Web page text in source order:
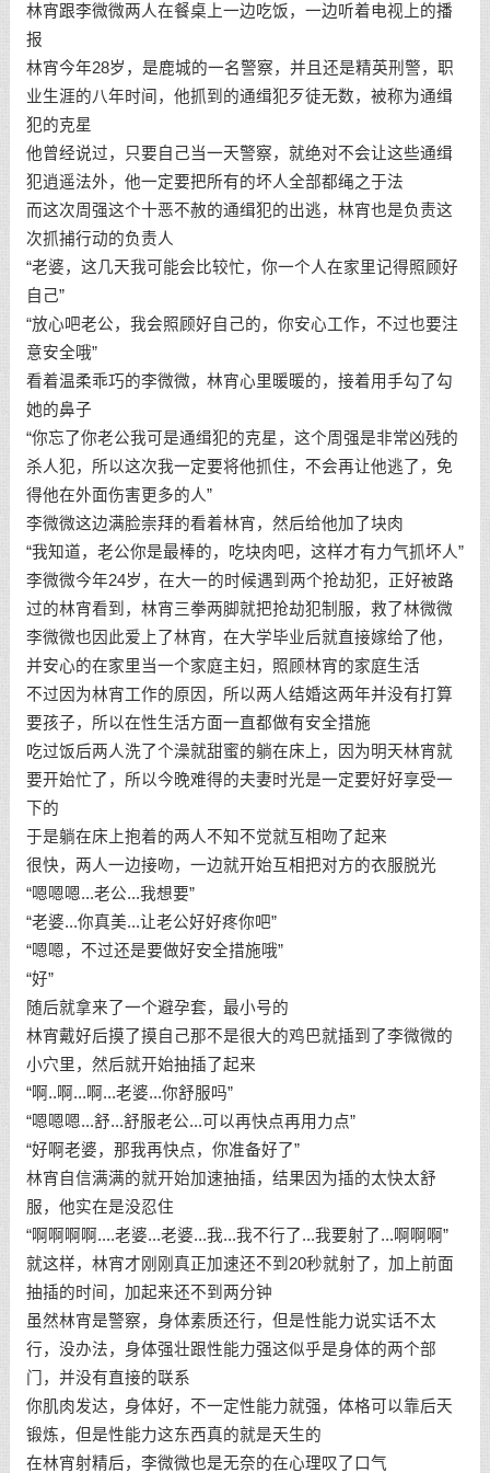
林宵跟李微微两人在餐桌上一边吃饭，一边听着电视上的播
报
林宵今年28岁，是鹿城的一名警察，并且还是精英刑警，职
业生涯的八年时间，他抓到的通缉犯歹徒无数，被称为通缉
犯的克星
他曾经说过，只要自己当一天警察，就绝对不会让这些通缉
犯逍遥法外，他一定要把所有的坏人全部都绳之于法
而这次周强这个十恶不赦的通缉犯的出逃，林宵也是负责这
次抓捕行动的负责人
“老婆，这几天我可能会比较忙，你一个人在家里记得照顾好
自己”
“放心吧老公，我会照顾好自己的，你安心工作，不过也要注
意安全哦”
看着温柔乖巧的李微微，林宵心里暖暖的，接着用手勾了勾
她的鼻子
“你忘了你老公我可是通缉犯的克星，这个周强是非常凶残的
杀人犯，所以这次我一定要将他抓住，不会再让他逃了，免
得他在外面伤害更多的人”
李微微这边满脸崇拜的看着林宵，然后给他加了块肉
“我知道，老公你是最棒的，吃块肉吧，这样才有力气抓坏人”
李微微今年24岁，在大一的时候遇到两个抢劫犯，正好被路
过的林宵看到，林宵三拳两脚就把抢劫犯制服，救了林微微
李微微也因此爱上了林宵，在大学毕业后就直接嫁给了他，
并安心的在家里当一个家庭主妇，照顾林宵的家庭生活
不过因为林宵工作的原因，所以两人结婚这两年并没有打算
要孩子，所以在性生活方面一直都做有安全措施
吃过饭后两人洗了个澡就甜蜜的躺在床上，因为明天林宵就
要开始忙了，所以今晚难得的夫妻时光是一定要好好享受一
下的
于是躺在床上抱着的两人不知不觉就互相吻了起来
很快，两人一边接吻，一边就开始互相把对方的衣服脱光
“嗯嗯嗯...老公...我想要”
“老婆...你真美...让老公好好疼你吧”
“嗯嗯，不过还是要做好安全措施哦”
“好”
随后就拿来了一个避孕套，最小号的
林宵戴好后摸了摸自己那不是很大的鸡巴就插到了李微微的
小穴里，然后就开始抽插了起来
“啊..啊...啊...老婆...你舒服吗”
“嗯嗯嗯...舒...舒服老公...可以再快点再用力点”
“好啊老婆，那我再快点，你准备好了”
林宵自信满满的就开始加速抽插，结果因为插的太快太舒
服，他实在是没忍住
“啊啊啊啊....老婆...老婆...我...我不行了...我要射了...啊啊啊”
就这样，林宵才刚刚真正加速还不到20秒就射了，加上前面
抽插的时间，加起来还不到两分钟
虽然林宵是警察，身体素质还行，但是性能力说实话不太
行，没办法，身体强壮跟性能力强这似乎是身体的两个部
门，并没有直接的联系
你肌肉发达，身体好，不一定性能力就强，体格可以靠后天
锻炼，但是性能力这东西真的就是天生的
在林宵射精后，李微微也是无奈的在心理叹了口气